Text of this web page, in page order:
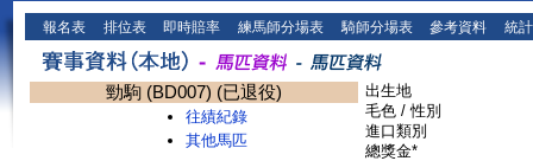
報名表 排位表 即時賠率 練馬師分場表 騎師分場表 參考資料 統
勁駒 (BD007) (已退役)
往績紀錄
其他馬匹
出生地
毛色 / 性別
進口類別
總獎金*